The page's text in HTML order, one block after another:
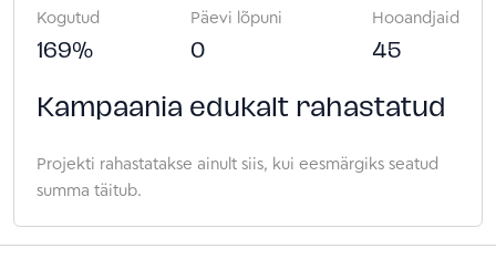
Kogutud
169%
Päevi lõpuni
0
Hooandjaid
45
Kampaania edukalt rahastatud
Projekti rahastatakse ainult siis, kui eesmärgiks seatud
summa täitub.